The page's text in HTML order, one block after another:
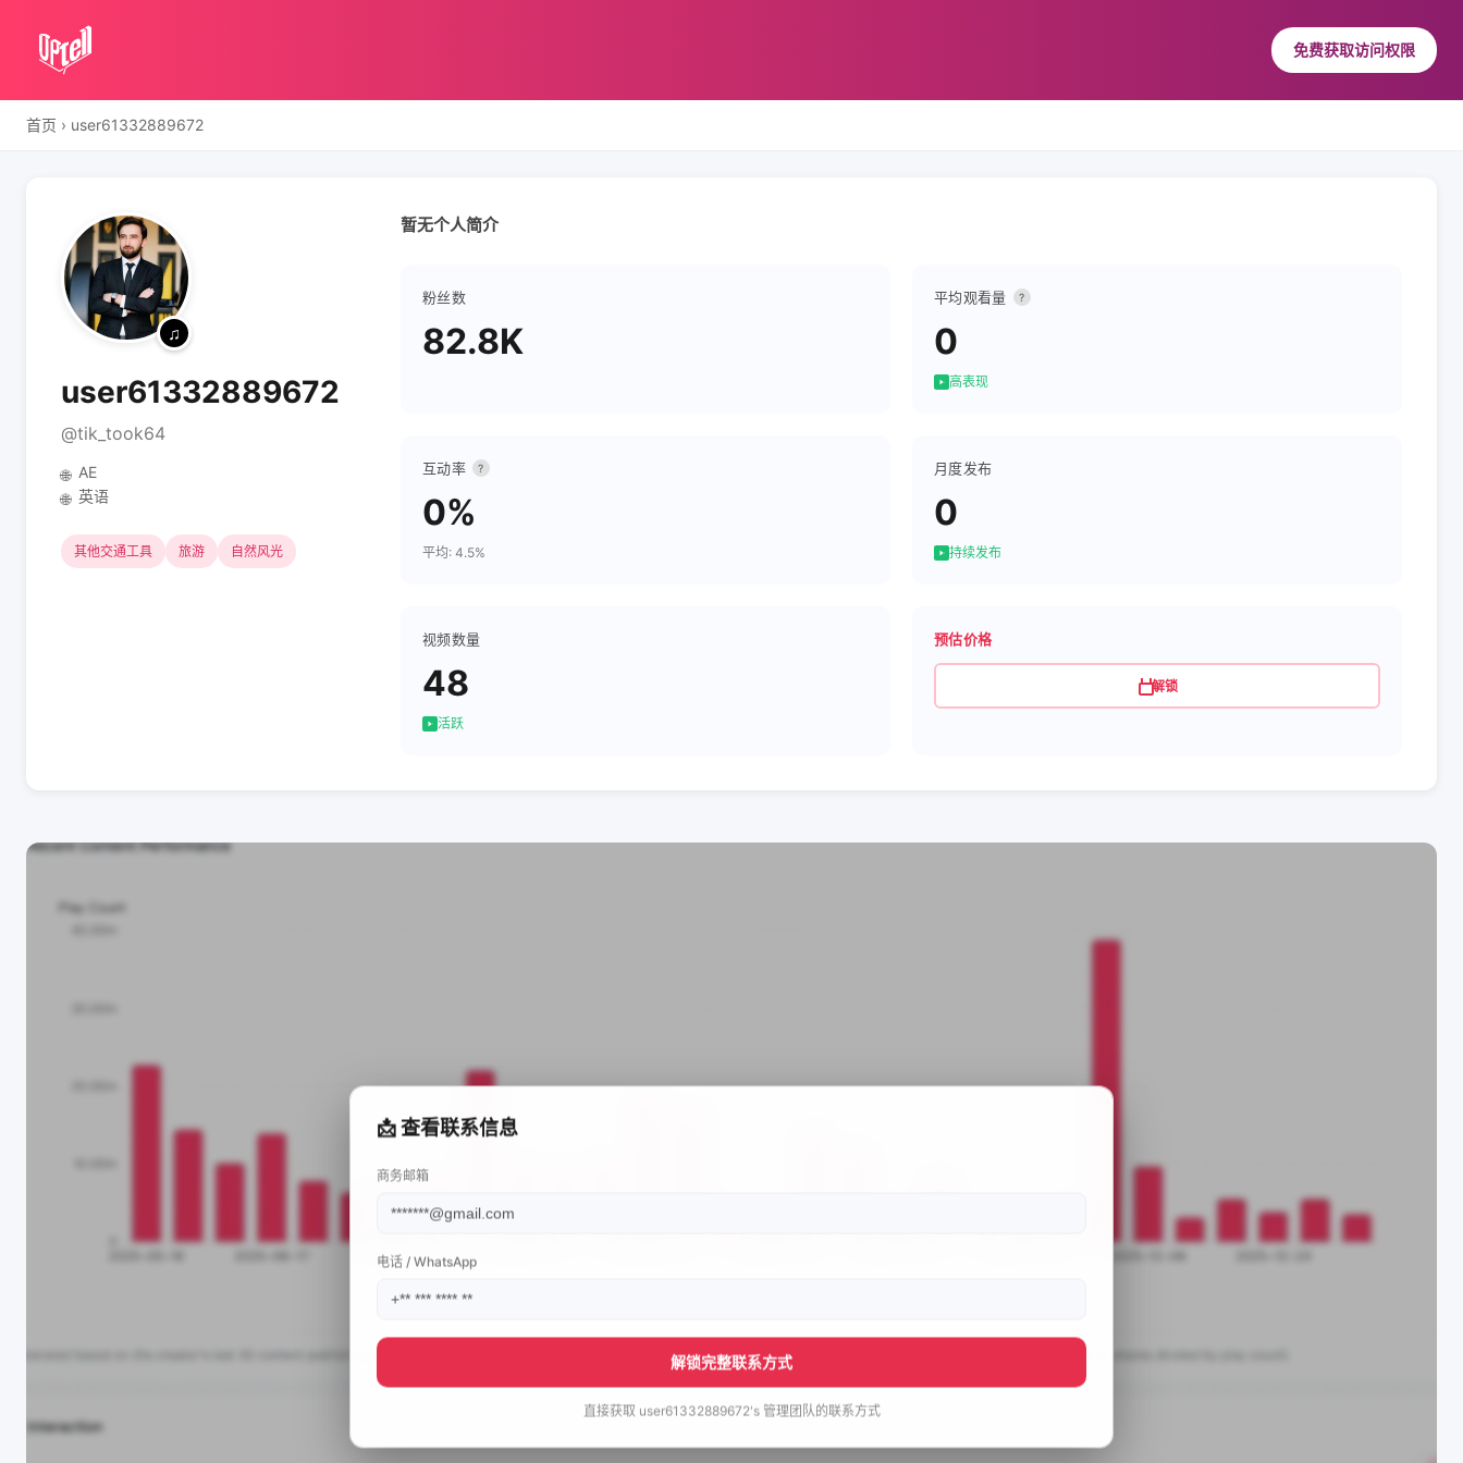
免费获取访问权限
首页 › user61332889672
user61332889672
@tik_took64
🌐 AE
🌐 英语
其他交通工具 旅游 自然风光
暂无个人简介
粉丝数
82.8K
平均观看量 ?
0
高表现
互动率 ?
0%
平均: 4.5%
月度发布
0
持续发布
视频数量
48
活跃
预估价格
解锁
📩 查看联系信息
商务邮箱
电话 / WhatsApp
解锁完整联系方式
直接获取 user61332889672's 管理团队的联系方式